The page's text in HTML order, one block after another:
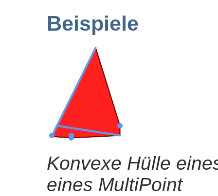
Beispiele
Konvexe Hülle
eines MultiPoint